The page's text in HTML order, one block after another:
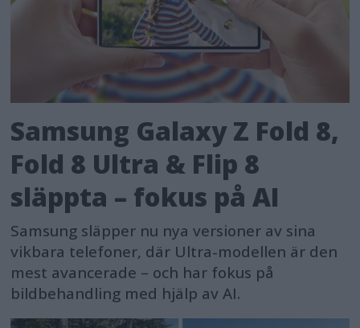
Samsung Galaxy Z Fold 8,
Fold 8 Ultra & Flip 8
släppta – fokus på AI
Samsung släpper nu nya versioner av sina
vikbara telefoner, där Ultra-modellen är den
mest avancerade – och har fokus på
bildbehandling med hjälp av AI.